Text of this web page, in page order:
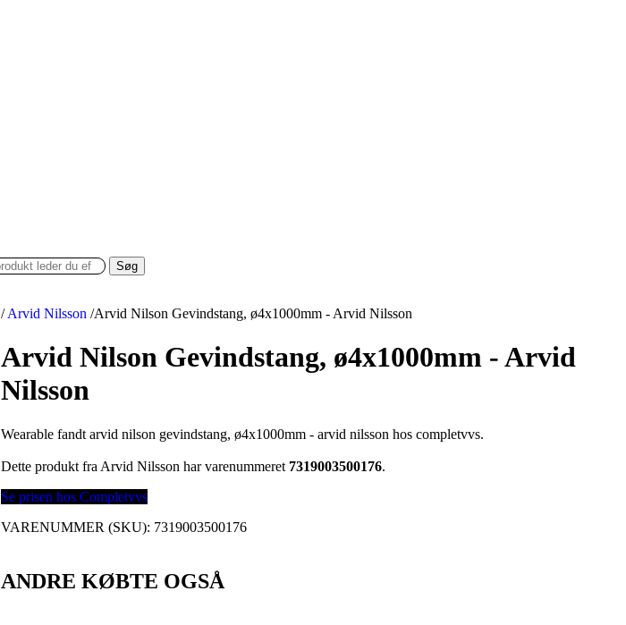
Søg
/ Arvid Nilsson /Arvid Nilson Gevindstang, ø4x1000mm - Arvid Nilsson
Arvid Nilson Gevindstang, ø4x1000mm - Arvid
Nilsson
Wearable fandt arvid nilson gevindstang, ø4x1000mm - arvid nilsson hos completvvs.
Dette produkt fra Arvid Nilsson har varenummeret 7319003500176.
Se prisen hos Completvvs
VARENUMMER (SKU): 7319003500176
ANDRE KØBTE OGSÅ